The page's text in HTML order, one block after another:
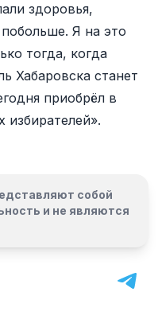
здоровья,
Я на это
тогда, когда
Хабаровска станет
приобрёл в
избирателей».
собой
и не являются